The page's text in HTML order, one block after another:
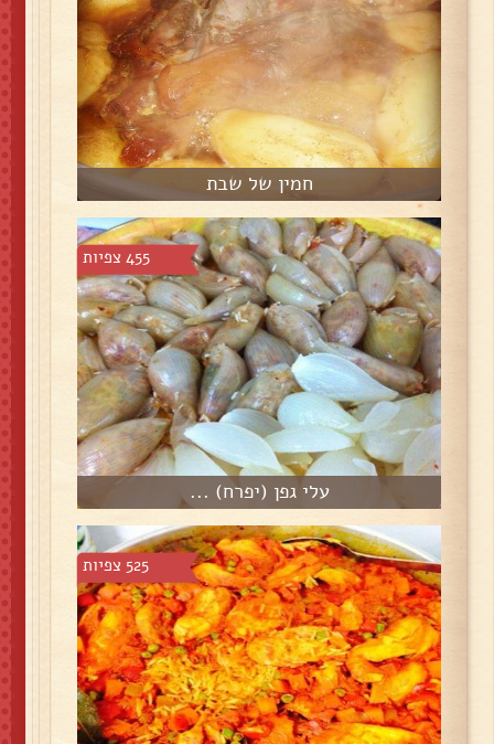
חמין של שבת
455 צפיות
עלי גפן (יפרח) ...
525 צפיות